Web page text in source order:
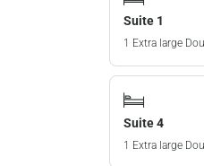
Suite 1
1 Extra large
Suite 4
1 Extra large